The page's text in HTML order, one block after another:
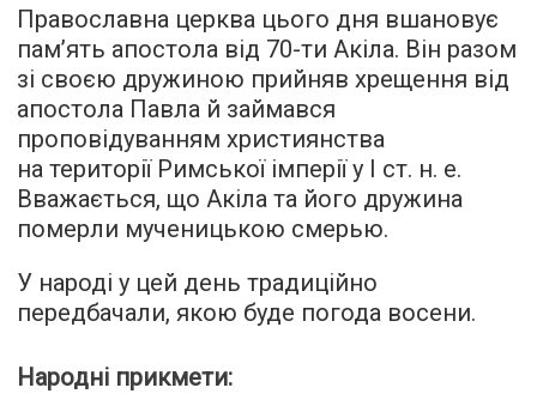
Православна церква цього дня вшановує
пам’ять апостола від 70-ти Акіла. Він разом
зі своєю дружиною прийняв хрещення від
апостола Павла й займався
проповідуванням християнства
на території Римської імперії у I ст. н. е.
Вважається, що Акіла та його дружина
померли мученицькою смерью.
У народі у цей день традиційно
передбачали, якою буде погода восени.
Народні прикмети: